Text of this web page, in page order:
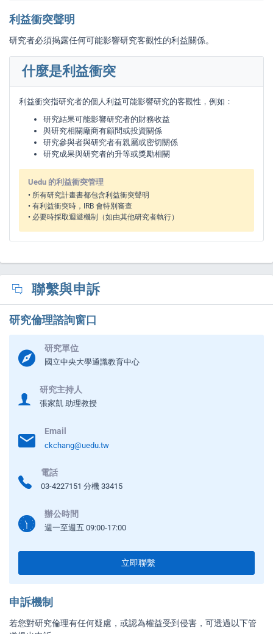
利益衝突聲明
研究者必須揭露任何可能影響研究客觀性的利益關係。
什麼是利益衝突
利益衝突指研究者的個人利益可能影響研究的客觀性，例如：
研究結果可能影響研究者的財務收益
與研究相關廠商有顧問或投資關係
研究參與者與研究者有親屬或密切關係
研究成果與研究者的升等或獎勵相關
Uedu 的利益衝突管理
• 所有研究計畫書都包含利益衝突聲明
• 有利益衝突時，IRB 會特別審查
• 必要時採取迴避機制（如由其他研究者執行）
聯繫與申訴
研究倫理諮詢窗口
研究單位
國立中央大學通識教育中心
研究主持人
張家凱 助理教授
Email
ckchang@uedu.tw
電話
03-4227151 分機 33415
辦公時間
週一至週五 09:00-17:00
立即聯繫
申訴機制
若您對研究倫理有任何疑慮，或認為權益受到侵害，可透過以下管